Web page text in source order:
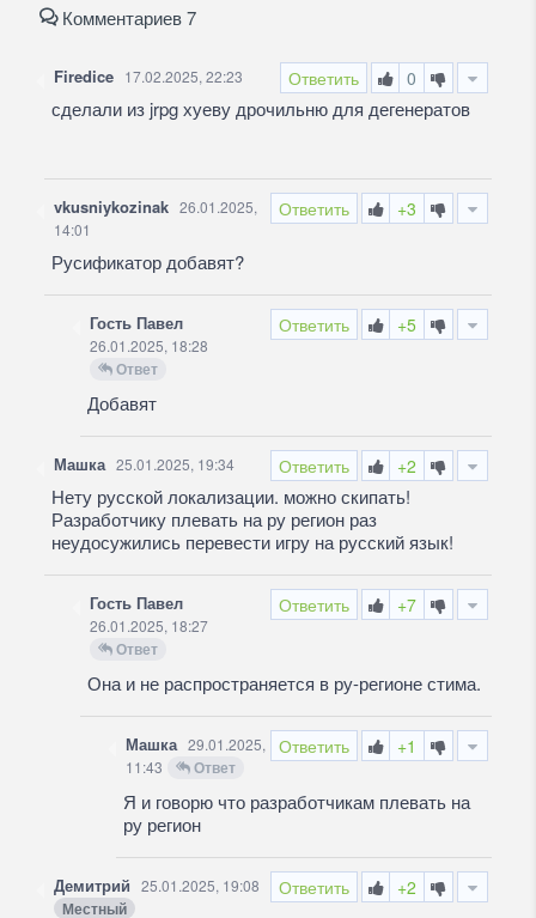
Комментариев 7
Ответить 0
Firedice 17.02.2025, 22:23
сделали из jrpg хуеву дрочильню для дегенератов
Ответить +3
vkusniykozinak 26.01.2025,
14:01
Русификатор добавят?
Ответить +5
Гость Павел
26.01.2025, 18:28
Ответ
Добавят
Ответить +2
Машка 25.01.2025, 19:34
Нету русской локализации. можно скипать!
Разработчику плевать на ру регион раз
неудосужились перевести игру на русский язык!
Ответить +7
Гость Павел
26.01.2025, 18:27
Ответ
Она и не распространяется в ру-регионе стима.
Ответить +1
Машка 29.01.2025,
11:43
Ответ
Я и говорю что разработчикам плевать на
ру регион
Ответить +2
Демитрий 25.01.2025, 19:08
Местный